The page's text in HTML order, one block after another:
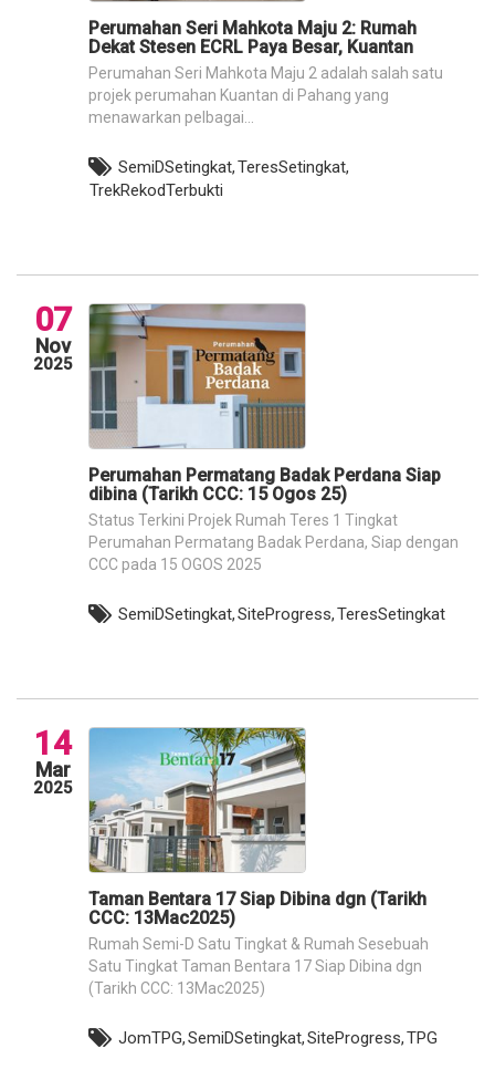
Perumahan Seri Mahkota Maju 2: Rumah
Dekat Stesen ECRL Paya Besar, Kuantan
Perumahan Seri Mahkota Maju 2 adalah salah satu
projek perumahan Kuantan di Pahang yang
menawarkan pelbagai...
SemiDSetingkat,TeresSetingkat,
TrekRekodTerbukti
07
Nov
2025
Perumahan Permatang Badak Perdana Siap
dibina (Tarikh CCC: 15 Ogos 25)
Status Terkini Projek Rumah Teres 1 Tingkat
Perumahan Permatang Badak Perdana, Siap dengan
CCC pada 15 OGOS 2025
SemiDSetingkat,SiteProgress,TeresSetingkat
14
Mar
2025
Taman Bentara 17 Siap Dibina dgn (Tarikh
CCC: 13Mac2025)
Rumah Semi-D Satu Tingkat & Rumah Sesebuah
Satu Tingkat Taman Bentara 17 Siap Dibina dgn
(Tarikh CCC: 13Mac2025)
JomTPG,SemiDSetingkat,SiteProgress,TPG